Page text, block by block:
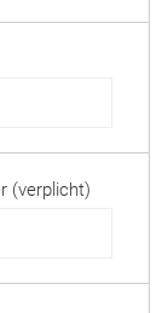
(verplicht)